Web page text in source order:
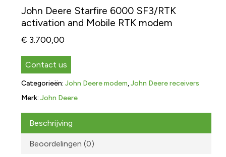
John Deere Starfire 6000 SF3/RTK
activation and Mobile RTK modem
€ 3.700,00
Contact us
Categorieën: John Deere modem,John Deere receivers
Merk: John Deere
Beschrijving
Beoordelingen (0)